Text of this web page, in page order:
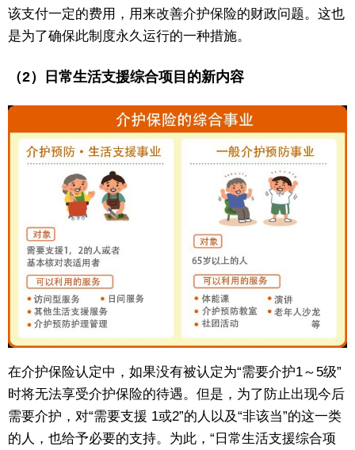
该支付一定的费用，用来改善介护保险的财政问题。这也
是为了确保此制度永久运行的一种措施。
（2）日常生活支援综合项目的新内容
在介护保险认定中，如果没有被认定为“需要介护1～5级”
时将无法享受介护保险的待遇。但是，为了防止出现今后
需要介护，对“需要支援 1或2”的人以及“非该当”的这一类
的人，也给予必要的支持。为此，“日常生活支援综合项